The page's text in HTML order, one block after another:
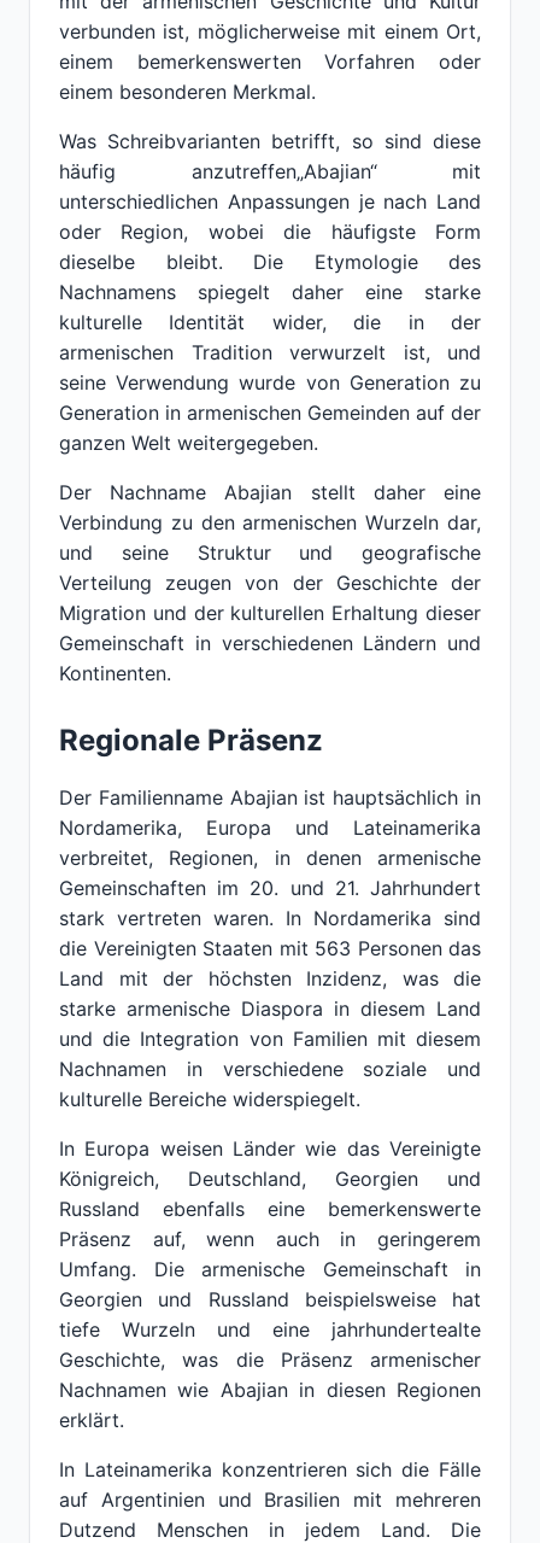
verbunden ist, möglicherweise mit einem Ort,
einem bemerkenswerten Vorfahren oder
einem besonderen Merkmal.
Was Schreibvarianten betrifft, so sind diese
häufig anzutreffen„Abajian“ mit
unterschiedlichen Anpassungen je nach Land
oder Region, wobei die häufigste Form
dieselbe bleibt. Die Etymologie des
Nachnamens spiegelt daher eine starke
kulturelle Identität wider, die in der
armenischen Tradition verwurzelt ist, und
seine Verwendung wurde von Generation zu
Generation in armenischen Gemeinden auf der
ganzen Welt weitergegeben.
Der Nachname Abajian stellt daher eine
Verbindung zu den armenischen Wurzeln dar,
und seine Struktur und geografische
Verteilung zeugen von der Geschichte der
Migration und der kulturellen Erhaltung dieser
Gemeinschaft in verschiedenen Ländern und
Kontinenten.
Regionale Präsenz
Der Familienname Abajian ist hauptsächlich in
Nordamerika, Europa und Lateinamerika
verbreitet, Regionen, in denen armenische
Gemeinschaften im 20. und 21. Jahrhundert
stark vertreten waren. In Nordamerika sind
die Vereinigten Staaten mit 563 Personen das
Land mit der höchsten Inzidenz, was die
starke armenische Diaspora in diesem Land
und die Integration von Familien mit diesem
Nachnamen in verschiedene soziale und
kulturelle Bereiche widerspiegelt.
In Europa weisen Länder wie das Vereinigte
Königreich, Deutschland, Georgien und
Russland ebenfalls eine bemerkenswerte
Präsenz auf, wenn auch in geringerem
Umfang. Die armenische Gemeinschaft in
Georgien und Russland beispielsweise hat
tiefe Wurzeln und eine jahrhundertealte
Geschichte, was die Präsenz armenischer
Nachnamen wie Abajian in diesen Regionen
erklärt.
In Lateinamerika konzentrieren sich die Fälle
auf Argentinien und Brasilien mit mehreren
Dutzend Menschen in jedem Land. Die